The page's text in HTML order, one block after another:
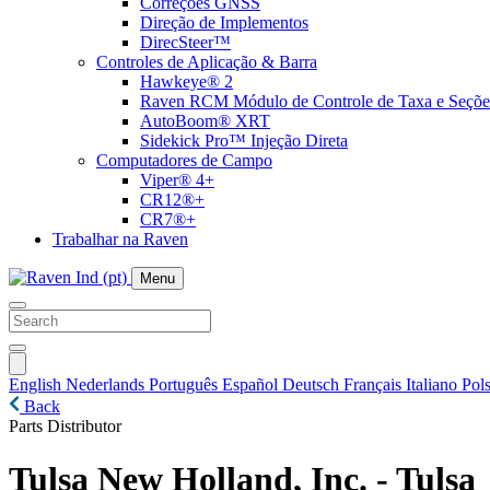
Direção de Implementos
DirecSteer™
Controles de Aplicação & Barra
Hawkeye® 2
Raven RCM Módulo de Controle de Taxa e
AutoBoom® XRT
Sidekick Pro™ Injeção Direta
Computadores de Campo
Viper® 4+
CR12®+
CR7®+
Trabalhar na Raven
Menu
English Nederlands Português Español Deutsch Français Italiano
Back
Parts Distributor
Tulsa New Holland, Inc. - Tulsa